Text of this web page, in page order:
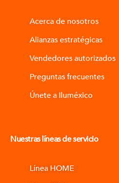
Acerca de nosotros
Alianzas estratégicas
Vendedores autorizados
Preguntas frecuentes
Únete a Iluméxico
Nuestras líneas de servicio
Línea HOME